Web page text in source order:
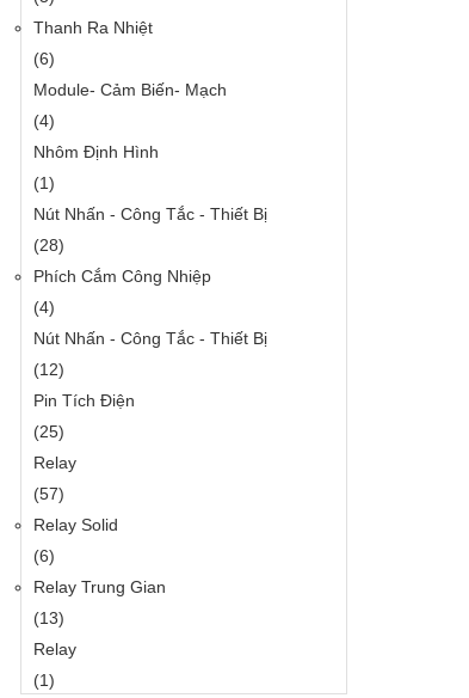
Thanh Ra Nhiệt
(6)
Module- Cảm Biến- Mạch
(4)
Nhôm Định Hình
(1)
Nút Nhấn - Công Tắc - Thiết Bị
(28)
Phích Cắm Công Nhiệp
(4)
Nút Nhấn - Công Tắc - Thiết Bị
(12)
Pin Tích Điện
(25)
Relay
(57)
Relay Solid
(6)
Relay Trung Gian
(13)
Relay
(1)